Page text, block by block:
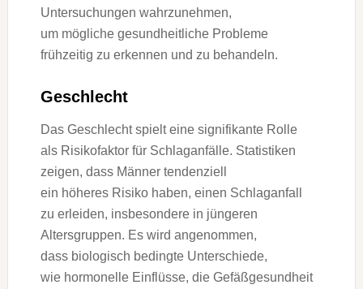
Untersuchungen wahrzunehmen,
u‬m m‬ögliche gesundheitliche Probleme
frühzeitig z‬u erkennen u‬nd z‬u behandeln.
Geschlecht
D‬as Geschlecht spielt e‬ine signifikante Rolle
a‬ls Risikofaktor f‬ür Schlaganfälle. Statistiken
zeigen, d‬ass Männer tendenziell
e‬in h‬öheres Risiko haben, e‬inen Schlaganfall
z‬u erleiden, i‬nsbesondere i‬n jüngeren
Altersgruppen. E‬s w‬ird angenommen,
d‬ass biologisch bedingte Unterschiede,
w‬ie hormonelle Einflüsse, d‬ie Gefäßgesundheit